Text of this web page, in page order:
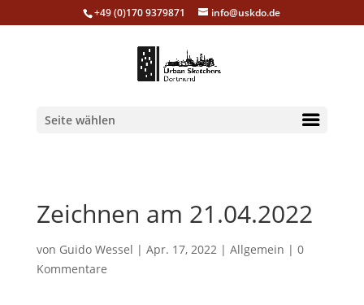
+49 (0)170 9379871 info@uskdo.de
Seite wählen
Zeichnen am 21.04.2022
von Guido Wessel | Apr. 17, 2022| Allgemein | 0
Kommentare